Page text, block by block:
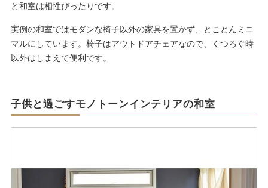
と和室は相性ぴったりです。
実例の和室ではモダンな椅子以外の家具を置かず、とことんミニ
マルにしています。椅子はアウトドアチェアなので、くつろぐ時
以外はしまえて便利です。
子供と過ごすモノトーンインテリアの和室